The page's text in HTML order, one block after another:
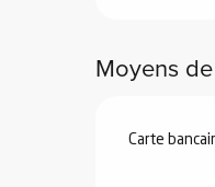
Moyens
Carte